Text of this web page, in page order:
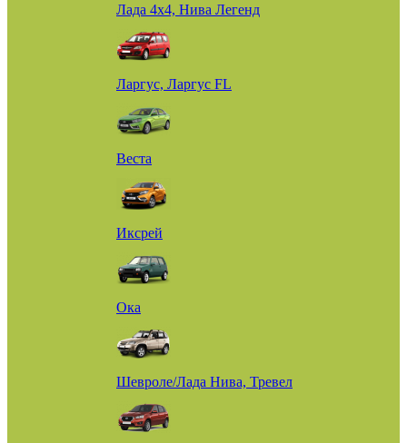
Лада 4х4, Нива Легенд
Ларгус, Ларгус FL
Веста
Иксрей
Ока
Шевроле/Лада Нива, Тревел